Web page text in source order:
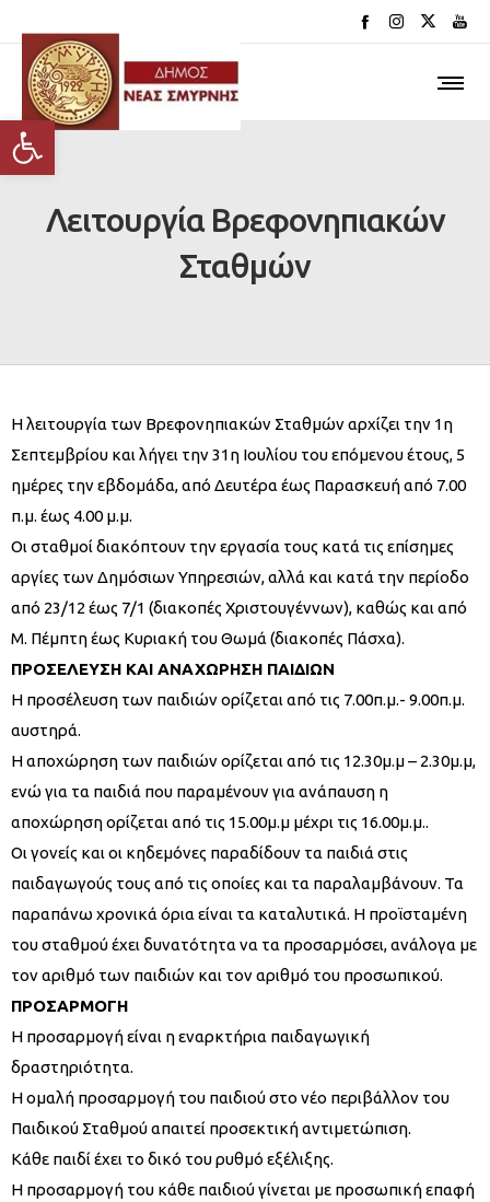
Ανοίξτε τη γραμμή εργαλείων
Λειτουργία Βρεφονηπιακών
Σταθμών
Η λειτουργία των Βρεφονηπιακών Σταθμών αρχίζει την 1η
Σεπτεμβρίου και λήγει την 31η Ιουλίου του επόμενου έτους, 5
ημέρες την εβδομάδα, από Δευτέρα έως Παρασκευή από 7.00
π.μ. έως 4.00 μ.μ.
Οι σταθμοί διακόπτουν την εργασία τους κατά τις επίσημες
αργίες των Δημόσιων Υπηρεσιών, αλλά και κατά την περίοδο
από 23/12 έως 7/1 (διακοπές Χριστουγέννων), καθώς και από
Μ. Πέμπτη έως Κυριακή του Θωμά (διακοπές Πάσχα).
ΠΡΟΣΕΛΕΥΣΗ ΚΑΙ ΑΝΑΧΩΡΗΣΗ ΠΑΙΔΙΩΝ
Η προσέλευση των παιδιών ορίζεται από τις 7.00π.μ.- 9.00π.μ.
αυστηρά.
Η αποχώρηση των παιδιών ορίζεται από τις 12.30μ.μ – 2.30μ.μ,
ενώ για τα παιδιά που παραμένουν για ανάπαυση η
αποχώρηση ορίζεται από τις 15.00μ.μ μέχρι τις 16.00μ.μ..
Οι γονείς και οι κηδεμόνες παραδίδουν τα παιδιά στις
παιδαγωγούς τους από τις οποίες και τα παραλαμβάνουν. Τα
παραπάνω χρονικά όρια είναι τα καταλυτικά. Η προϊσταμένη
του σταθμού έχει δυνατότητα να τα προσαρμόσει, ανάλογα με
τον αριθμό των παιδιών και τον αριθμό του προσωπικού.
ΠΡΟΣΑΡΜΟΓΗ
Η προσαρμογή είναι η εναρκτήρια παιδαγωγική
δραστηριότητα.
Η ομαλή προσαρμογή του παιδιού στο νέο περιβάλλον του
Παιδικού Σταθμού απαιτεί προσεκτική αντιμετώπιση.
Κάθε παιδί έχει το δικό του ρυθμό εξέλιξης.
Η προσαρμογή του κάθε παιδιού γίνεται με προσωπική επαφή